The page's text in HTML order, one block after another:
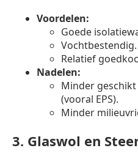
Voordelen:
Goede
Vochtbestendig.
Relatief
Nadelen:
Minder
(vooral EPS).
Minder
3. Glaswol en